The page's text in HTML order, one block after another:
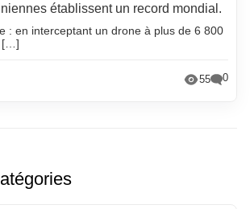
établissent un record mondial.
: en interceptant un drone à plus de 6 800
[…]
55 0